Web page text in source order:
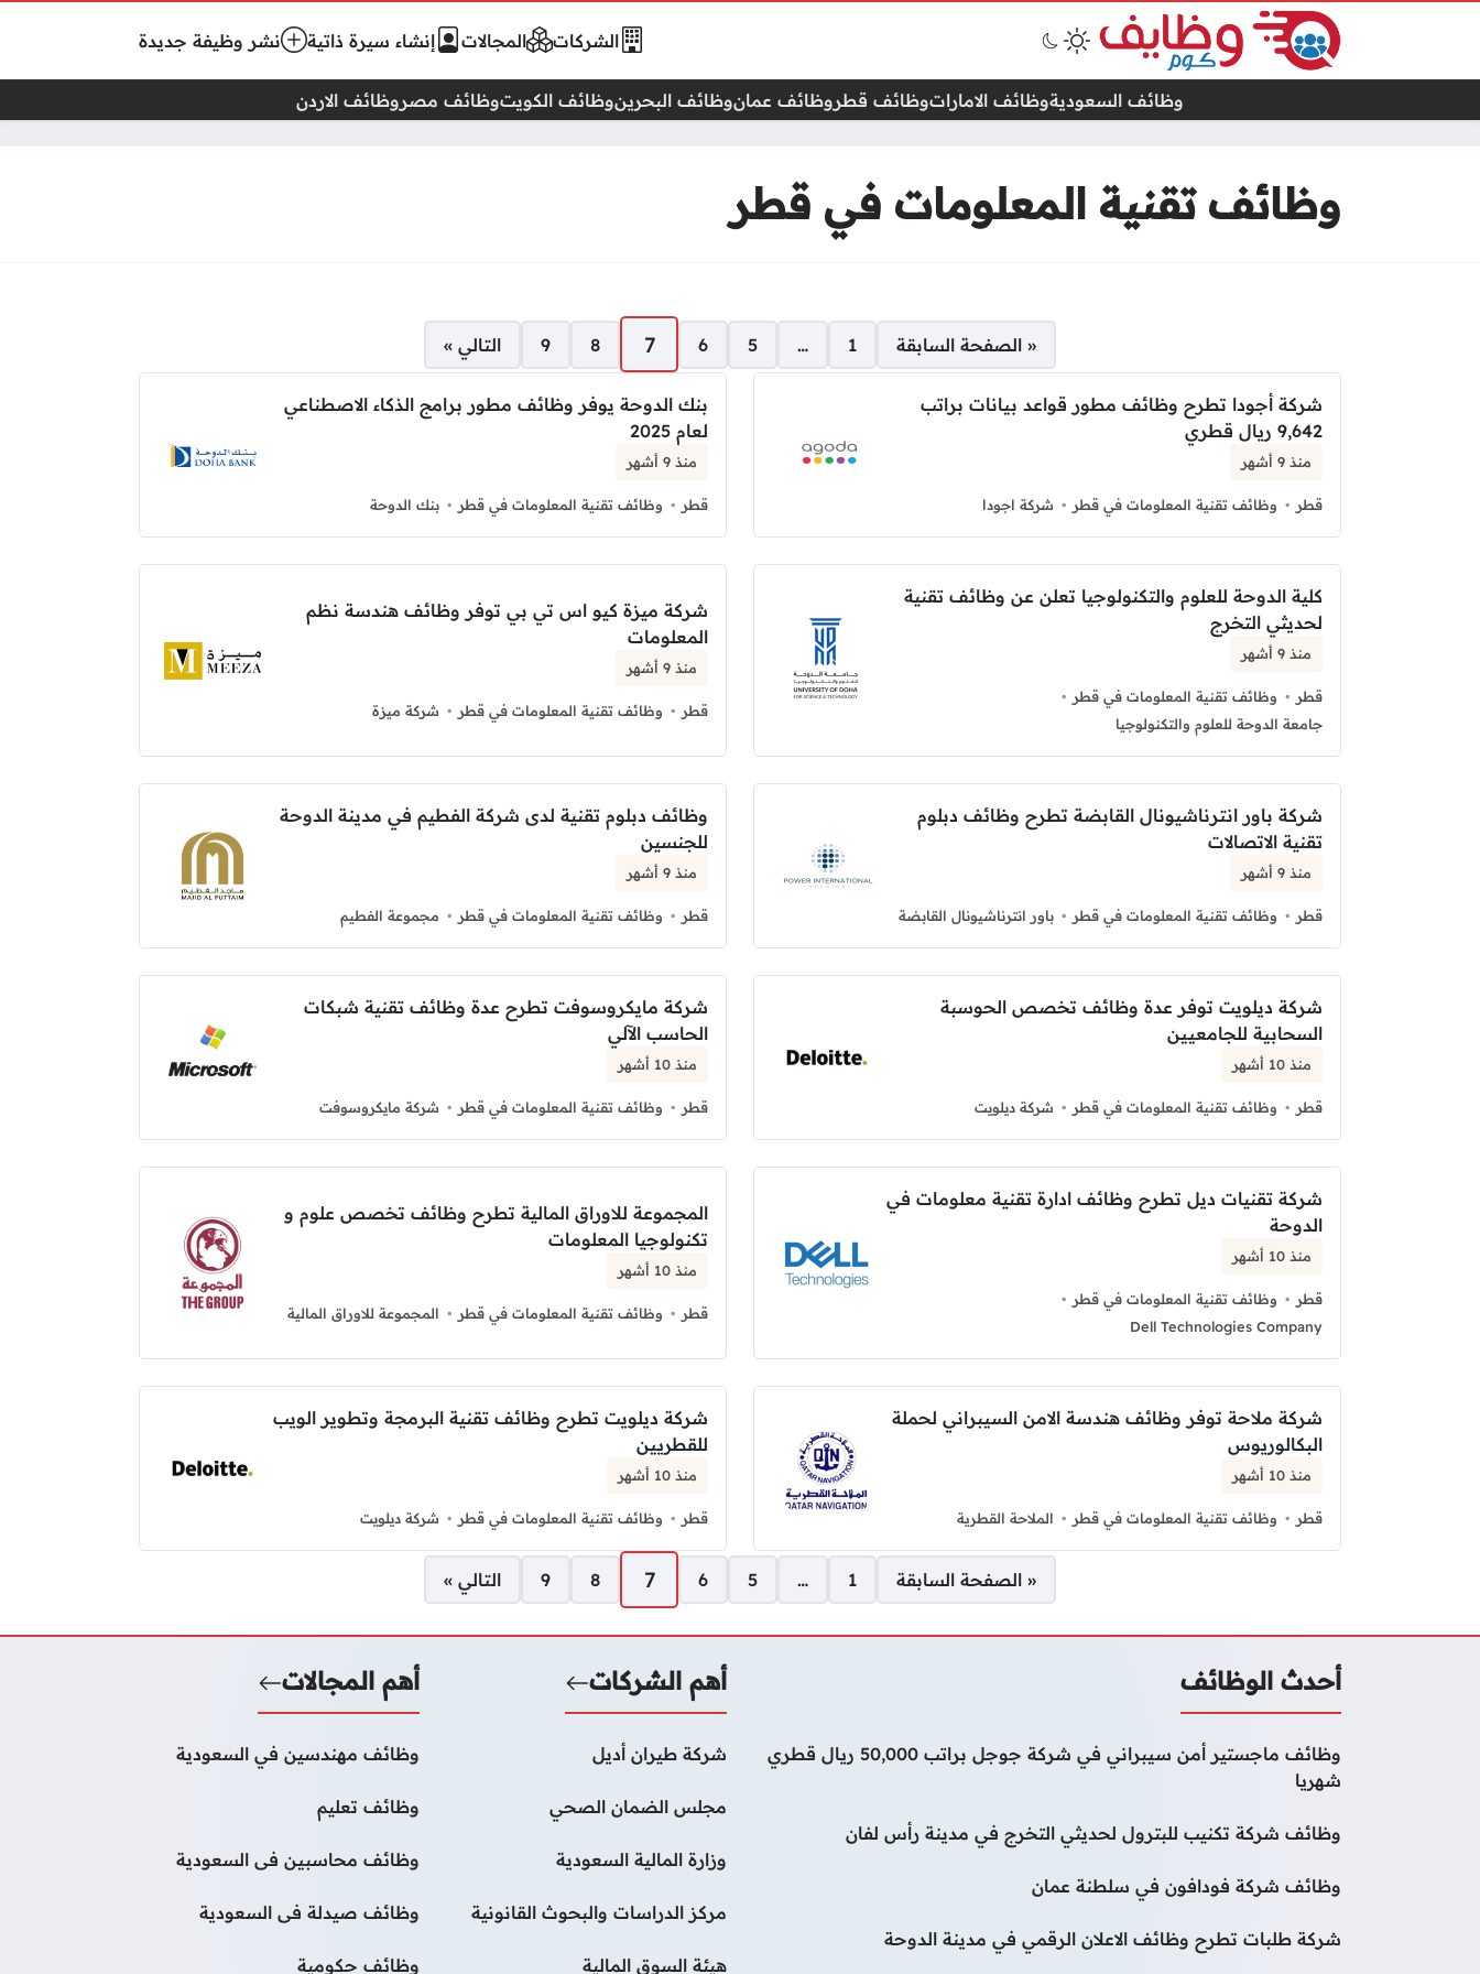
الشركات المجالات إنشاء سيرة ذاتية نشر وظيفة جديدة
وظائف السعوديةوظائف الاماراتوظائف قطروظائف عمانوظائف البحرينوظائف الكويتوظائف مصروظائف الاردن
وظائف تقنية المعلومات في قطر
« الصفحة السابقة 1
…
5
6
7
8
9 التالي »
شركة أجودا تطرح وظائف مطور قواعد بيانات براتب
9,642 ريال قطري
منذ 9 أشهر
قطر وظائف تقنية المعلومات في قطر شركة اجودا
بنك الدوحة يوفر وظائف مطور برامج الذكاء الاصطناعي
لعام 2025
منذ 9 أشهر
قطر وظائف تقنية المعلومات في قطر بنك الدوحة
كلية الدوحة للعلوم والتكنولوجيا تعلن عن وظائف تقنية
لحديثي التخرج
منذ 9 أشهر
قطر
وظائف تقنية المعلومات في قطر
جامعة الدوحة للعلوم والتكنولوجيا
شركة ميزة كيو اس تي بي توفر وظائف هندسة نظم
المعلومات
منذ 9 أشهر
قطر وظائف تقنية المعلومات في قطر شركة ميزة
شركة باور انترناشيونال القابضة تطرح وظائف دبلوم
تقنية الاتصالات
منذ 9 أشهر
قطر وظائف تقنية المعلومات في قطر باور انترناشيونال القابضة
وظائف دبلوم تقنية لدى شركة الفطيم في مدينة الدوحة
للجنسين
منذ 9 أشهر
قطر وظائف تقنية المعلومات في قطر مجموعة الفطيم
شركة ديلويت توفر عدة وظائف تخصص الحوسبة
السحابية للجامعيين
منذ 10 أشهر
قطر وظائف تقنية المعلومات في قطر شركة ديلويت
شركة مايكروسوفت تطرح عدة وظائف تقنية شبكات
الحاسب الآلي
منذ 10 أشهر
قطر وظائف تقنية المعلومات في قطر شركة مايكروسوفت
شركة تقنيات ديل تطرح وظائف ادارة تقنية معلومات في
الدوحة
منذ 10 أشهر
قطر
وظائف تقنية المعلومات في قطر
Dell Technologies Company
المجموعة للاوراق المالية تطرح وظائف تخصص علوم و
تكنولوجيا المعلومات
منذ 10 أشهر
قطر وظائف تقنية المعلومات في قطر المجموعة للاوراق المالية
شركة ملاحة توفر وظائف هندسة الامن السيبراني لحملة
البكالوريوس
منذ 10 أشهر
قطر وظائف تقنية المعلومات في قطر الملاحة القطرية
شركة ديلويت تطرح وظائف تقنية البرمجة وتطوير الويب
للقطريين
منذ 10 أشهر
قطر وظائف تقنية المعلومات في قطر شركة ديلويت
« الصفحة السابقة 1
…
5
6
7
8
9 التالي »
أحدث الوظائف
وظائف ماجستير أمن سيبراني في شركة جوجل براتب 50,000 ريال قطري
شهريا
وظائف شركة تكنيب للبترول لحديثي التخرج في مدينة رأس لفان
وظائف شركة فودافون في سلطنة عمان
شركة طلبات تطرح وظائف الاعلان الرقمي في مدينة الدوحة
أهم الشركات
شركة طيران أديل
مجلس الضمان الصحي
وزارة المالية السعودية
مركز الدراسات والبحوث القانونية
هيئة السوق المالية
أهم المجالات
وظائف مهندسين في السعودية
وظائف تعليم
وظائف محاسبين فى السعودية
وظائف صيدلة فى السعودية
وظائف حكومية